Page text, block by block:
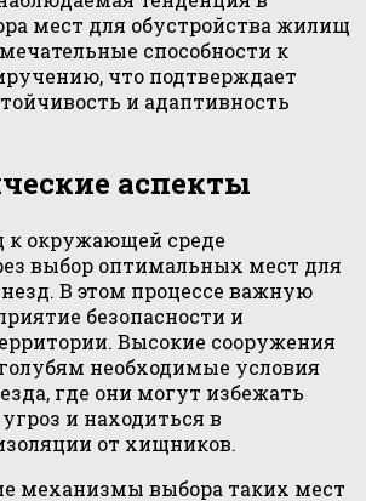
мест для обустройства жилищ
способности к
что подтверждает
и адаптивность
аспекты
к окружающей среде
выбор оптимальных мест для
В этом процессе важную
безопасности и
Высокие сооружения
необходимые условия
где они могут избежать
и находиться в
от хищников.
механизмы выбора таких мест